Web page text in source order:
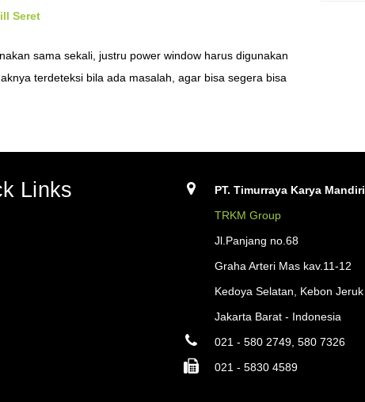
Seret
sama sekali, justru power window harus digunakan
terdeteksi bila ada masalah, agar bisa segera bisa
Links
PT. Timurraya Karya Mandiri
TRKM Group
Jl.Panjang no.68
Graha Arteri Mas kav.11-12
Kedoya Selatan, Kebon Jeruk
Jakarta Barat - Indonesia
021 - 580 2749, 580 7326
021 - 5830 4589